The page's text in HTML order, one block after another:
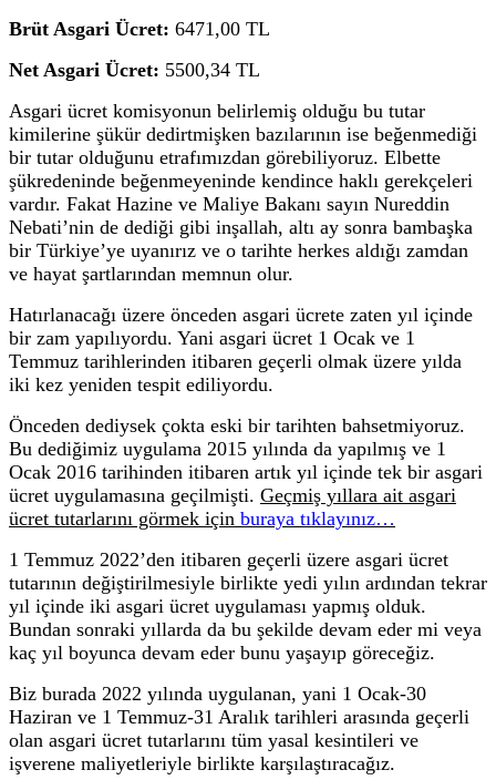
Brüt Asgari Ücret: 6471,00 TL
Net Asgari Ücret: 5500,34 TL
Asgari ücret komisyonun belirlemiş olduğu bu tutar
kimilerine şükür dedirtmişken bazılarının ise beğenmediği
bir tutar olduğunu etrafımızdan görebiliyoruz. Elbette
şükredeninde beğenmeyeninde kendince haklı gerekçeleri
vardır. Fakat Hazine ve Maliye Bakanı sayın Nureddin
Nebati’nin de dediği gibi inşallah, altı ay sonra bambaşka
bir Türkiye’ye uyanırız ve o tarihte herkes aldığı zamdan
ve hayat şartlarından memnun olur.
Hatırlanacağı üzere önceden asgari ücrete zaten yıl içinde
bir zam yapılıyordu. Yani asgari ücret 1 Ocak ve 1
Temmuz tarihlerinden itibaren geçerli olmak üzere yılda
iki kez yeniden tespit ediliyordu.
Önceden dediysek çokta eski bir tarihten bahsetmiyoruz.
Bu dediğimiz uygulama 2015 yılında da yapılmış ve 1
Ocak 2016 tarihinden itibaren artık yıl içinde tek bir asgari
ücret uygulamasına geçilmişti. Geçmiş yıllara ait asgari
ücret tutarlarını görmek için buraya tıklayınız…
1 Temmuz 2022’den itibaren geçerli üzere asgari ücret
tutarının değiştirilmesiyle birlikte yedi yılın ardından tekrar
yıl içinde iki asgari ücret uygulaması yapmış olduk.
Bundan sonraki yıllarda da bu şekilde devam eder mi veya
kaç yıl boyunca devam eder bunu yaşayıp göreceğiz.
Biz burada 2022 yılında uygulanan, yani 1 Ocak-30
Haziran ve 1 Temmuz-31 Aralık tarihleri arasında geçerli
olan asgari ücret tutarlarını tüm yasal kesintileri ve
işverene maliyetleriyle birlikte karşılaştıracağız.